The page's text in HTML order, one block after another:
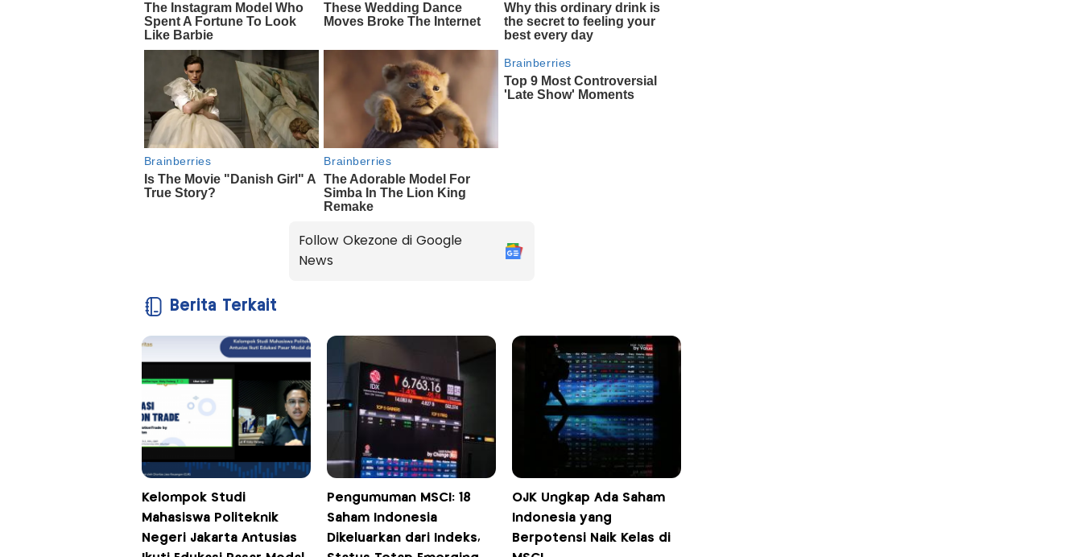
Follow Okezone di Google
News
Berita Terkait
Kelompok Studi
Mahasiswa Politeknik
Negeri Jakarta Antusias
Pengumuman MSCI: 18
Saham Indonesia
Dikeluarkan dari Indeks,
OJK Ungkap Ada Saham
Indonesia yang
Berpotensi Naik Kelas di